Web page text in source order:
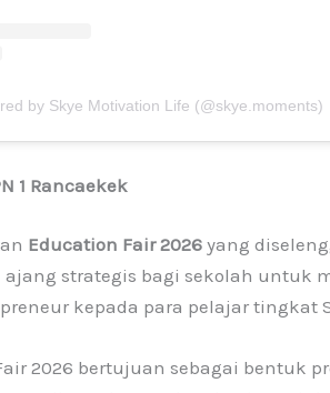
by Skye Motivation Life (@skye.moments)
1 Rancaekek
Education Fair 2026 yang
strategis bagi sekolah untuk
kepada para pelajar tingkat
2026 bertujuan sebagai bentuk